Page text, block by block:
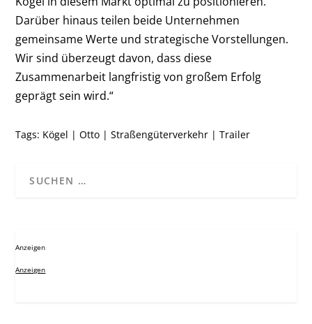
Darüber hinaus teilen beide Unternehmen
gemeinsame Werte und strategische Vorstellungen.
Wir sind überzeugt davon, dass diese
Zusammenarbeit langfristig von großem Erfolg
geprägt sein wird.“
Tags: Kögel |Otto |Straßengüterverkehr |Trailer
Anzeigen
Anzeigen